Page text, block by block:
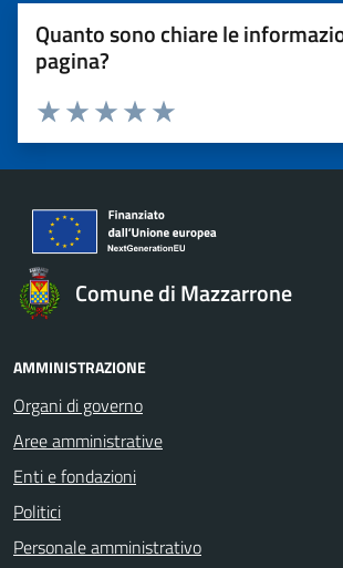
Quanto sono chiare le
pagina?
Valuta 5 stelle su 5
Valuta 4 stelle su 5
Valuta 3 stelle su 5
Valuta 2 stelle su 5
Valuta 1 stelle su 5
Comune di Mazzarrone
AMMINISTRAZIONE
Organi di governo
Aree amministrative
Enti e fondazioni
Politici
Personale amministrativo